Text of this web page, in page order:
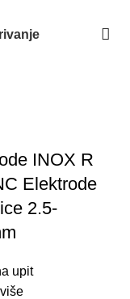
INOX R
Elektrode
2.5-
upit